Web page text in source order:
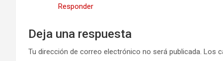
Responder
Deja una respuesta
Tu dirección de correo electrónico no será publicada. Los